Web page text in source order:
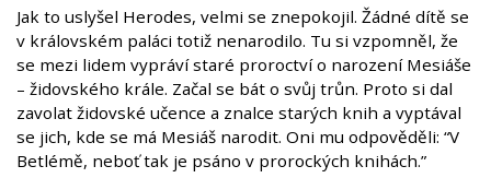
Jak to uslyšel Herodes, velmi se znepokojil. Žádné dítě se
v královském paláci totiž nenarodilo. Tu si vzpomněl, že
se mezi lidem vypráví staré proroctví o narození Mesiáše
– židovského krále. Začal se bát o svůj trůn. Proto si dal
zavolat židovské učence a znalce starých knih a vyptával
se jich, kde se má Mesiáš narodit. Oni mu odpověděli: “V
Betlémě, neboť tak je psáno v prorockých knihách.”